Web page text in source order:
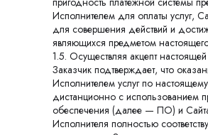
Исполнителем для оплаты услуг,
для совершения действий и
являющихся предметом
1.5. Осуществляя акцепт
Заказчик подтверждает, что
Исполнителем услуг по
дистанционно с использованием
обеспечения (далее — ПО) и
Исполнителя полностью